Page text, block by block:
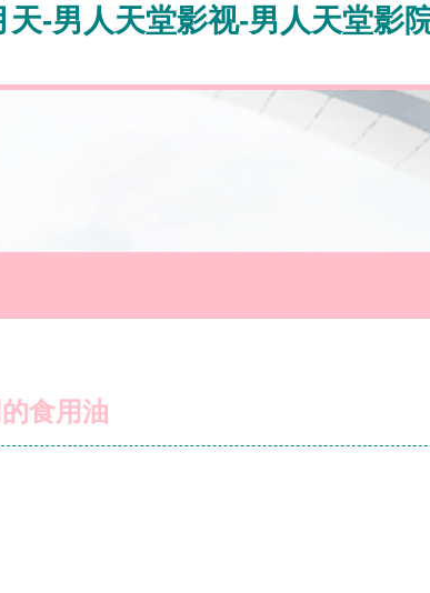
-男人天堂影视-男人天堂影
食用油